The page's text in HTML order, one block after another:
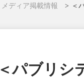
メディア掲載情報 ＜
＜パブリシ